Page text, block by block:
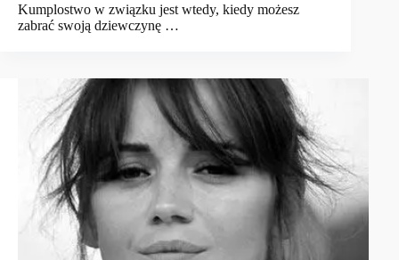
Kumplostwo w związku jest wtedy, kiedy możesz
zabrać swoją dziewczynę …